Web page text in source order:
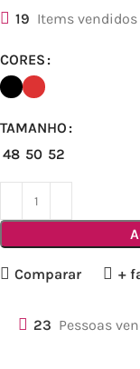
19 Items
CORES
TAMANHO
48 50 52
Comparar +
23 Pessoas